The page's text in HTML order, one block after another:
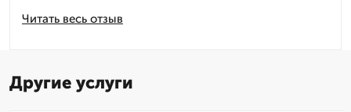
Читать весь отзыв
Другие услуги